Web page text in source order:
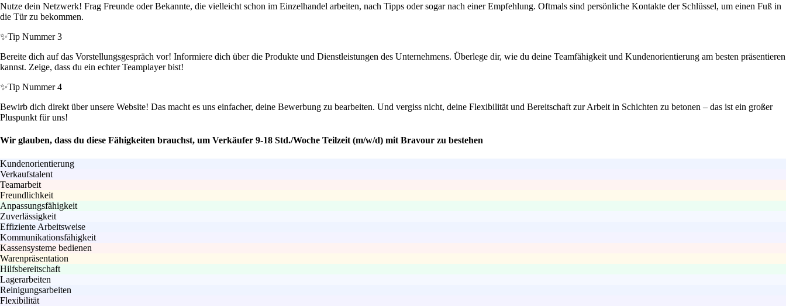
Nutze dein Netzwerk! Frag Freunde oder Bekannte, die vielleicht schon im Einzelhandel arbeiten, nach Tipps oder sogar nach einer Empfehlung. Oftmals sind persönliche Kontakte der Schlüssel, um einen Fuß in
die Tür zu bekommen.
✨Tip Nummer 3
Bereite dich auf das Vorstellungsgespräch vor! Informiere dich über die Produkte und Dienstleistungen des Unternehmens. Überlege dir, wie du deine Teamfähigkeit und Kundenorientierung am besten präsentieren
kannst. Zeige, dass du ein echter Teamplayer bist!
✨Tip Nummer 4
Bewirb dich direkt über unsere Website! Das macht es uns einfacher, deine Bewerbung zu bearbeiten. Und vergiss nicht, deine Flexibilität und Bereitschaft zur Arbeit in Schichten zu betonen – das ist ein großer
Pluspunkt für uns!
Wir glauben, dass du diese Fähigkeiten brauchst, um Verkäufer 9-18 Std./Woche Teilzeit (m/w/d) mit Bravour zu bestehen
Kundenorientierung
Verkaufstalent
Teamarbeit
Freundlichkeit
Anpassungsfähigkeit
Zuverlässigkeit
Effiziente Arbeitsweise
Kommunikationsfähigkeit
Kassensysteme bedienen
Warenpräsentation
Hilfsbereitschaft
Lagerarbeiten
Reinigungsarbeiten
Flexibilität